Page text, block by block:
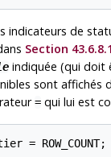
indicateurs de
Section
indiquée (qui doit
sont affichés
=qui lui est
= ROW_COUNT;